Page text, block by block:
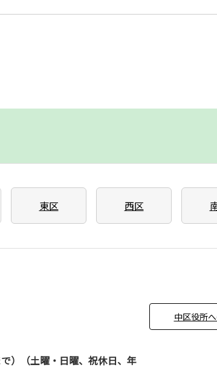
東区 西区
）（土曜・日曜、祝休日、年
中区役所